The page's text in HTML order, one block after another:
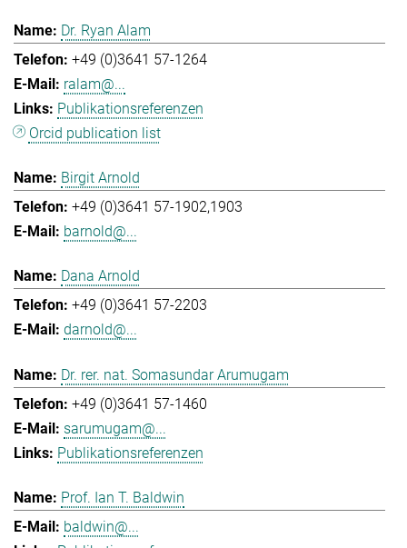
Dr. Ryan Alam
+49 (0)3641 57-1264
ralam@...
Publikationsreferenzen
Orcid publication list
Birgit Arnold
+49 (0)3641 57-1902,1903
barnold@...
Dana Arnold
+49 (0)3641 57-2203
darnold@...
Dr. rer. nat. Somasundar Arumugam
+49 (0)3641 57-1460
sarumugam@...
Publikationsreferenzen
Prof. Ian T. Baldwin
baldwin@...